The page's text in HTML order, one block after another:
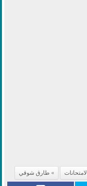
الامتحانات طارق شوقي